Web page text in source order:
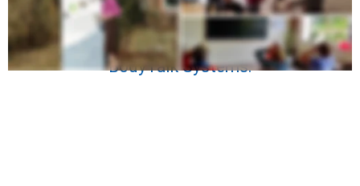
zum BodyTalk Access
und Dr. John Veltheim, dem Erfinder des
BodyTalk Systems.